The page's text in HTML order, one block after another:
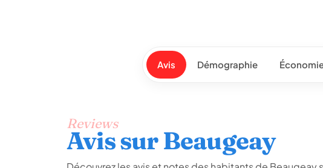
Avis Démographie
Reviews
Avis sur Beaugeay